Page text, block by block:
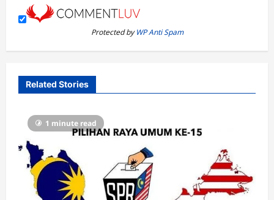
Protected byWP Anti Spam
Related Stories
1 minute read